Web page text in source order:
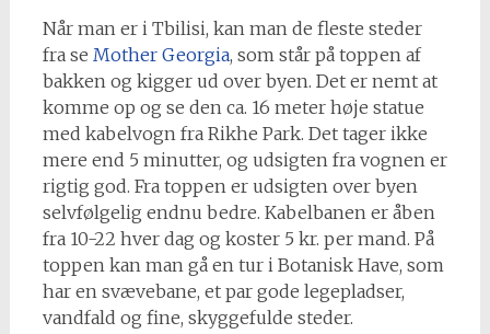
Når man er i Tbilisi, kan man de fleste steder
fra se Mother Georgia, som står på toppen af
bakken og kigger ud over byen. Det er nemt at
komme op og se den ca. 16 meter høje statue
med kabelvogn fra Rikhe Park. Det tager ikke
mere end 5 minutter, og udsigten fra vognen er
rigtig god. Fra toppen er udsigten over byen
selvfølgelig endnu bedre. Kabelbanen er åben
fra 10-22 hver dag og koster 5 kr. per mand. På
toppen kan man gå en tur i Botanisk Have, som
har en svævebane, et par gode legepladser,
vandfald og fine, skyggefulde steder.